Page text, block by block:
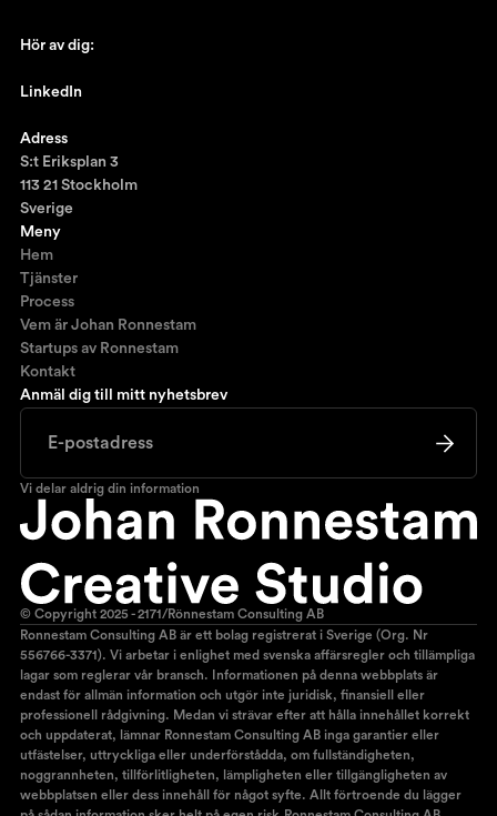
Anmäl dig till mitt nyhetsbrev
Vi delar aldrig din information
Hör av dig:
LinkedIn
Adress
S:t Eriksplan 3
113 21 Stockholm
Sverige
Meny
Hem
Tjänster
Process
Vem är Johan Ronnestam
Startups av Ronnestam
Kontakt
© Copyright 2025 - 2171/Rönnestam Consulting AB
Ronnestam Consulting AB är ett bolag registrerat i Sverige (Org. Nr
556766-3371). Vi arbetar i enlighet med svenska affärsregler och tillämpliga
lagar som reglerar vår bransch. Informationen på denna webbplats är
endast för allmän information och utgör inte juridisk, finansiell eller
professionell rådgivning. Medan vi strävar efter att hålla innehållet korrekt
och uppdaterat, lämnar Ronnestam Consulting AB inga garantier eller
utfästelser, uttryckliga eller underförstådda, om fullständigheten,
noggrannheten, tillförlitligheten, lämpligheten eller tillgängligheten av
webbplatsen eller dess innehåll för något syfte. Allt förtroende du lägger